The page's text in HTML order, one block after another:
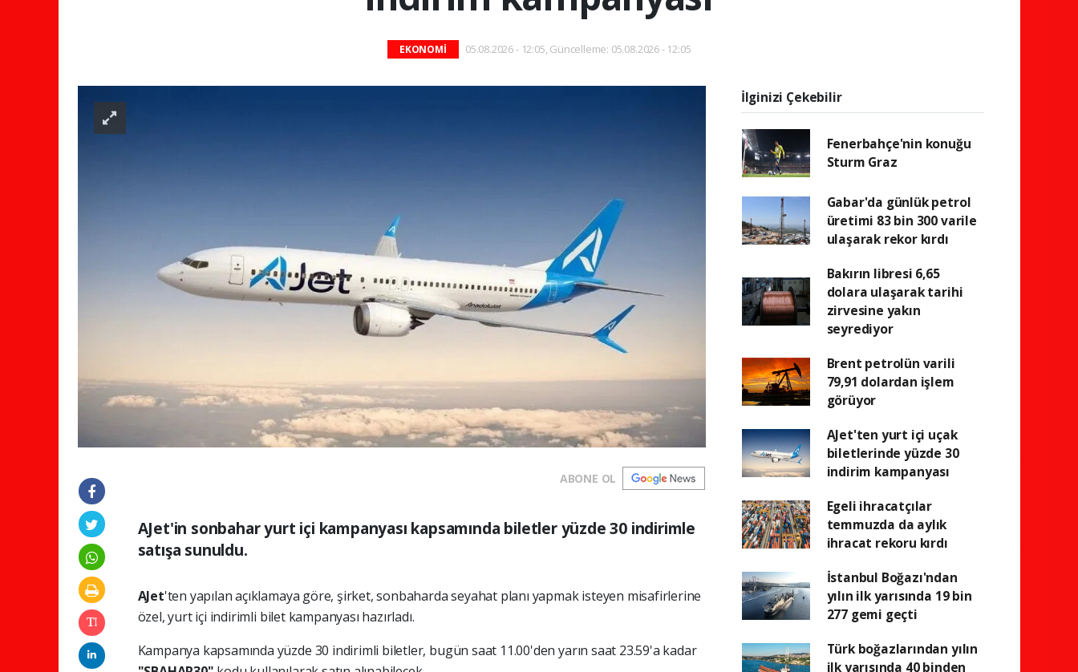
EKONOMİ 05.08.2026 - 12:05, Güncelleme: 05.08.2026 - 12:05
ABONE OL
AJet'in sonbahar yurt içi kampanyası kapsamında biletler yüzde 30 indirimle
satışa sunuldu.
AJet'ten yapılan açıklamaya göre, şirket, sonbaharda seyahat planı yapmak isteyen misafirlerine
özel, yurt içi indirimli bilet kampanyası hazırladı.
Kampanya kapsamında yüzde 30 indirimli biletler, bugün saat 11.00'den yarın saat 23.59'a kadar
İlginizi Çekebilir
Fenerbahçe'nin konuğu
Sturm Graz
Gabar'da günlük petrol
üretimi 83 bin 300 varile
ulaşarak rekor kırdı
Bakırın libresi 6,65
dolara ulaşarak tarihi
zirvesine yakın
seyrediyor
Brent petrolün varili
79,91 dolardan işlem
görüyor
AJet'ten yurt içi uçak
biletlerinde yüzde 30
indirim kampanyası
Egeli ihracatçılar
temmuzda da aylık
ihracat rekoru kırdı
İstanbul Boğazı'ndan
yılın ilk yarısında 19 bin
277 gemi geçti
Türk boğazlarından yılın
ilk yarısında 40 binden